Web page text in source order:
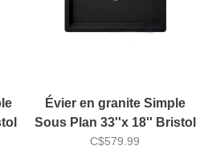
Évier en granite Simple
Sous Plan 33''x 18'' Bristol
C$579.99